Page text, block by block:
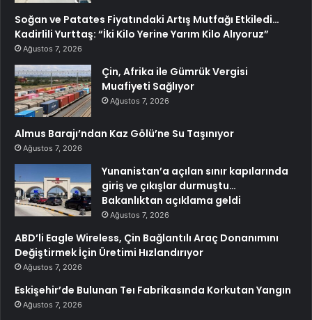
Soğan ve Patates Fiyatındaki Artış Mutfağı Etkiledi…
Kadirlili Yurttaş: “İki Kilo Yerine Yarım Kilo Alıyoruz”
Ağustos 7, 2026
Çin, Afrika ile Gümrük Vergisi
Muafiyeti Sağlıyor
Ağustos 7, 2026
Almus Barajı’ndan Kaz Gölü’ne Su Taşınıyor
Ağustos 7, 2026
Yunanistan’a açılan sınır kapılarında
giriş ve çıkışlar durmuştu…
Bakanlıktan açıklama geldi
Ağustos 7, 2026
ABD’li Eagle Wireless, Çin Bağlantılı Araç Donanımını
Değiştirmek İçin Üretimi Hızlandırıyor
Ağustos 7, 2026
Eskişehir’de Bulunan Teı Fabrikasında Korkutan Yangın
Ağustos 7, 2026